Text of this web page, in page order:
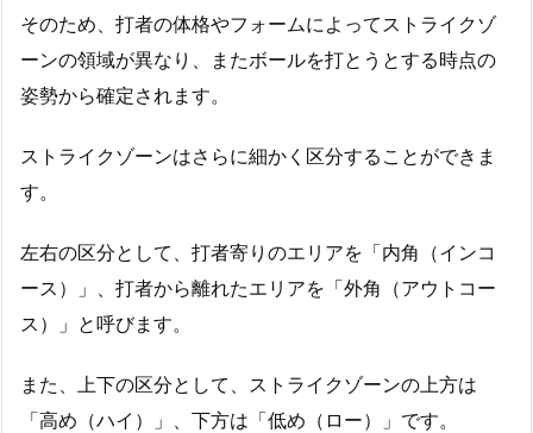
そのため、打者の体格やフォームによってストライクゾ
ーンの領域が異なり、またボールを打とうとする時点の
姿勢から確定されます。
ストライクゾーンはさらに細かく区分することができま
す。
左右の区分として、打者寄りのエリアを「内角（インコ
ース）」、打者から離れたエリアを「外角（アウトコー
ス）」と呼びます。
また、上下の区分として、ストライクゾーンの上方は
「高め（ハイ）」、下方は「低め（ロー）」です。